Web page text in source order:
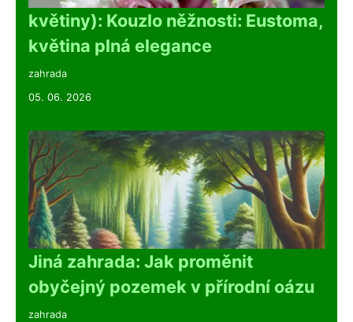
květiny): Kouzlo něžnosti: Eustoma,
květina plná elegance
zahrada
05. 06. 2026
Jiná zahrada: Jak proměnit
obyčejný pozemek v přírodní oázu
zahrada